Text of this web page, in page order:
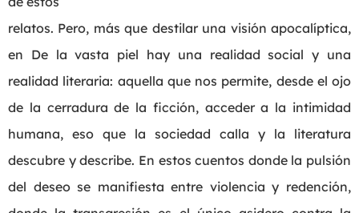
relatos. Pero, más que destilar una visión apocalíptica,
en De la vasta piel hay una realidad social y una
realidad literaria: aquella que nos permite, desde el ojo
de la cerradura de la ficción, acceder a la intimidad
humana, eso que la sociedad calla y la literatura
descubre y describe. En estos cuentos donde la pulsión
del deseo se manifiesta entre violencia y redención,